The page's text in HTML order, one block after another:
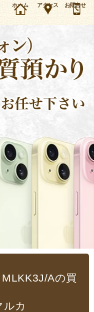
8万5000円で買取しました。アップ
阪・豊中の質屋マルカにお任せ下さ
ホーム アクセス お問合せ
Aの買
ルカ